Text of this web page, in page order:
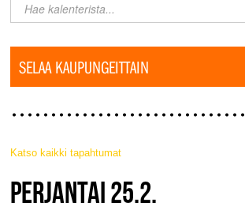
SELAA KAUPUNGEITTAIN
Katso kaikki tapahtumat
JAZZ FINLAND LIVE
PERJANTAI 25.2.